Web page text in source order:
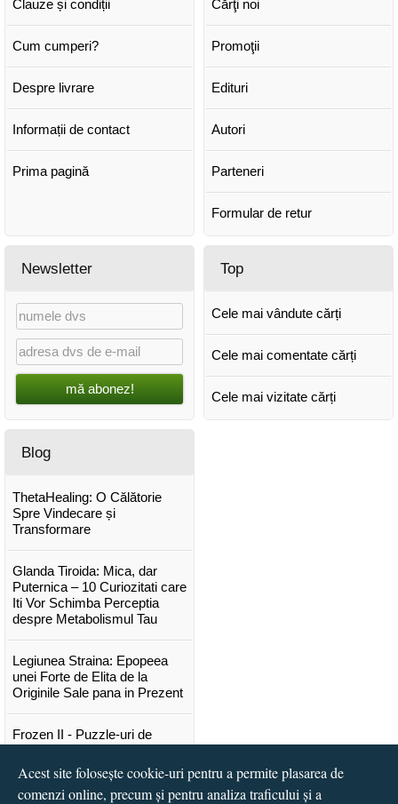
Clauze și condiții
Cum cumperi?
Despre livrare
Informații de contact
Prima pagină
Cărţi noi
Promoţii
Edituri
Autori
Parteneri
Formular de retur
Newsletter
mă abonez!
Top
Cele mai vândute cărți
Cele mai comentate cărți
Cele mai vizitate cărți
Blog
ThetaHealing: O Călătorie
Spre Vindecare și
Transformare
Glanda Tiroida: Mica, dar
Puternica – 10 Curiozitati care
Iti Vor Schimba Perceptia
despre Metabolismul Tau
Legiunea Straina: Epopeea
unei Forte de Elita de la
Originile Sale pana in Prezent
Frozen II - Puzzle-uri de
Lansare "Portocalele verzi" de
Acest site folosește cookie-uri pentru a permite plasarea de
comenzi online, precum și pentru analiza traficului și a